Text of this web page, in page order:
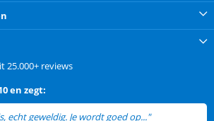
25.000+ reviews
en zegt:
echt geweldig. Je wordt goed op..."